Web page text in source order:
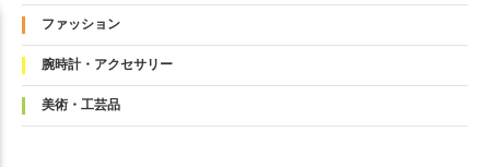
ファッション
腕時計・アクセサリー
美術・工芸品